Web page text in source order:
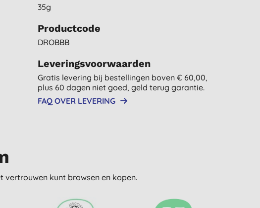
35g
Productcode
DROBBB
Leveringsvoorwaarden
Gratis levering bij bestellingen boven € 60,00,
plus 60 dagen niet goed, geld terug garantie.
FAQ OVER LEVERING
vertrouwen kunt browsen en kopen.